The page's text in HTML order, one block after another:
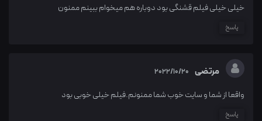
خیلی خیلی فیلم قشنگی بود دوباره هم میخوام ببینم ممنون
پاسخ
مرتضی 2022/10/20
واقعا از شما و سایت خوب شما ممنونم.فیلم خیلی خوبی بود
پاسخ